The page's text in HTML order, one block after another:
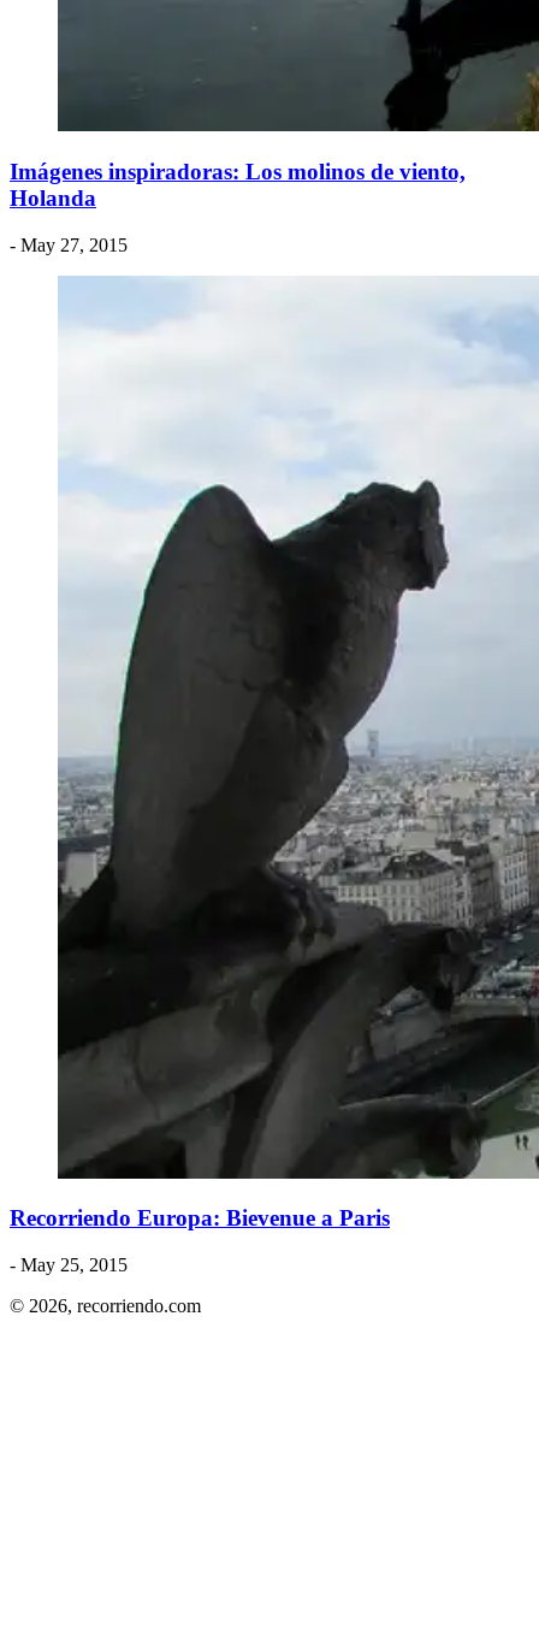
Imágenes inspiradoras: Los molinos de viento,
Holanda
- May 27, 2015
Recorriendo Europa: Bievenue a Paris
- May 25, 2015
© 2026, recorriendo.com